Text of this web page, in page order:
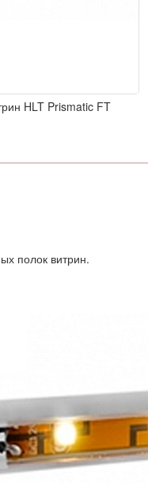
HLT Prismatic FT
полок витрин.